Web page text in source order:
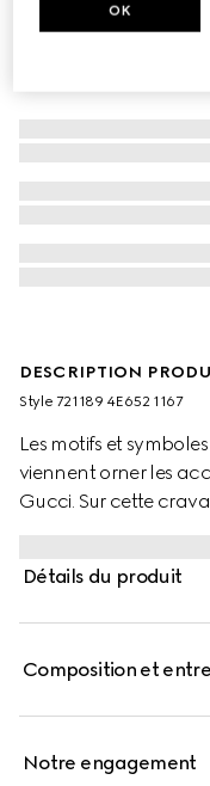
DESCRIPTION
Style ‎721189 4E652 1167
Les motifs et
viennent orner les
Gucci. Sur cette
délicat.
Détails du produit
Composition et
Notre engagement
OK